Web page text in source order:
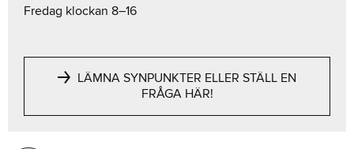
Fredag klockan 8–16
LÄMNA SYNPUNKTER ELLER STÄLL EN
FRÅGA HÄR!